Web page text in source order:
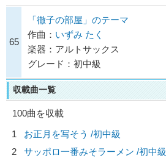
65
「徹子の部屋」のテーマ
作曲： いずみ たく
楽器：アルトサックス
グレード：初中級
収載曲一覧
100曲を収載
1
お正月を写そう /初中級
2
サッポロ一番みそラーメン /初中級